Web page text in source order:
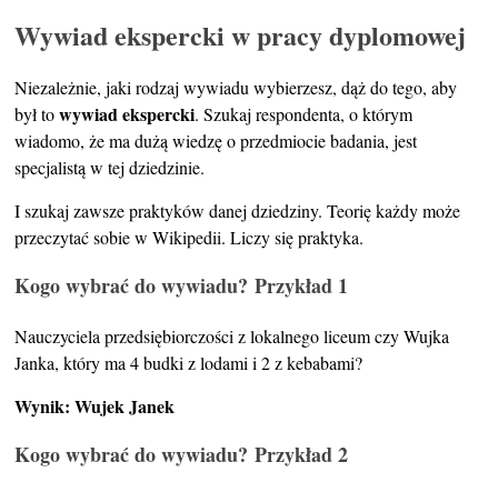
Wywiad ekspercki w pracy dyplomowej
Niezależnie, jaki rodzaj wywiadu wybierzesz, dąż do tego, aby
był towywiad ekspercki. Szukaj respondenta, o którym
wiadomo, że ma dużą wiedzę o przedmiocie badania, jest
specjalistą w tej dziedzinie.
I szukaj zawsze praktyków danej dziedziny. Teorię każdy może
przeczytać sobie w Wikipedii. Liczy się praktyka.
Kogo wybrać do wywiadu?Przykład 1
Nauczyciela przedsiębiorczości z lokalnego liceum czy Wujka
Janka, który ma 4 budki z lodami i 2 z kebabami?
Wynik: Wujek Janek
Kogo wybrać do wywiadu?Przykład 2